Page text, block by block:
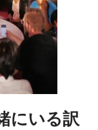
にいる訳